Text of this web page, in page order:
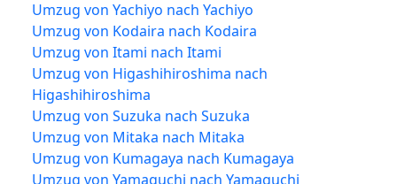
Umzug von Yachiyo nach Yachiyo
Umzug von Kodaira nach Kodaira
Umzug von Itami nach Itami
Umzug von Higashihiroshima nach
Higashihiroshima
Umzug von Suzuka nach Suzuka
Umzug von Mitaka nach Mitaka
Umzug von Kumagaya nach Kumagaya
Umzug von Yamaguchi nach Yamaguchi